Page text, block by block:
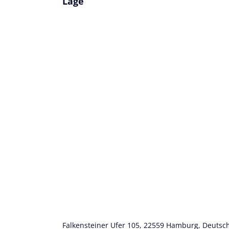
Falkensteiner Ufer 105, 22559 Hamburg,